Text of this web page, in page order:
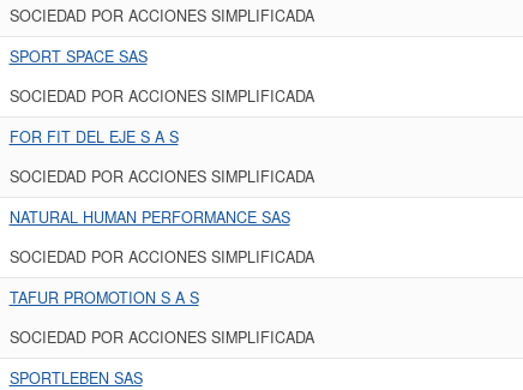
SOCIEDAD POR ACCIONES SIMPLIFICADA
SPORT SPACE SAS
SOCIEDAD POR ACCIONES SIMPLIFICADA
FOR FIT DEL EJE S A S
SOCIEDAD POR ACCIONES SIMPLIFICADA
NATURAL HUMAN PERFORMANCE SAS
SOCIEDAD POR ACCIONES SIMPLIFICADA
TAFUR PROMOTION S A S
SOCIEDAD POR ACCIONES SIMPLIFICADA
SPORTLEBEN SAS